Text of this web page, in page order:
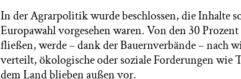
In der Agrarpolitik wurde beschlossen, die Inhalte
Europawahl vorgesehen waren. Von den 30
fließen, werde – dank der Bauernverbände – nach
verteilt, ökologische oder soziale Forderungen
dem Land blieben außen vor.